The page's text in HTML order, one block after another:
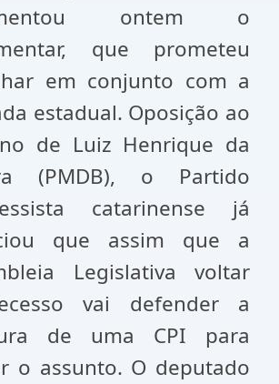
ontem o
que prometeu
em conjunto com a
estadual. Oposição ao
de Luiz Henrique da
(PMDB), o Partido
catarinense já
que assim que a
Legislativa voltar
vai defender a
de uma CPI para
o assunto. O deputado